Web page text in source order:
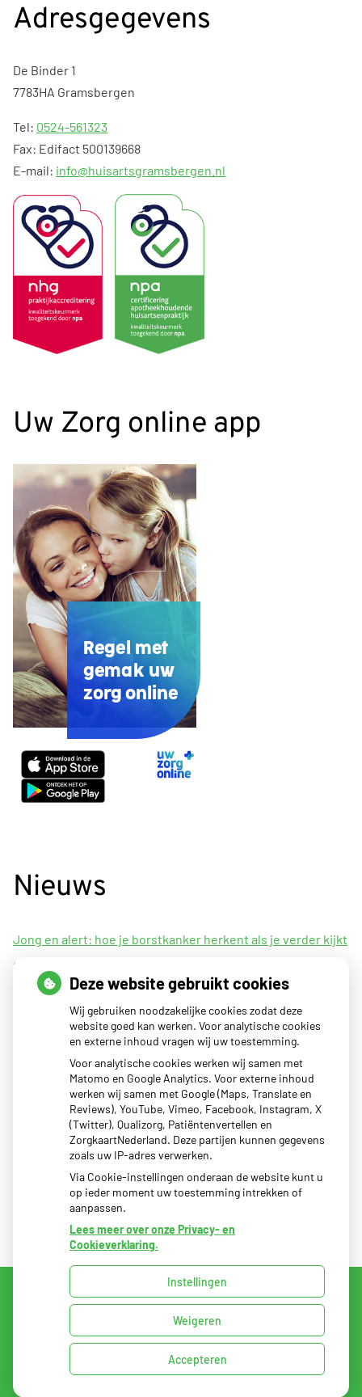
Adresgegevens
De Binder 1
7783HA Gramsbergen
Tel: 0524-561323
Fax: Edifact 500139668
E-mail: info@huisartsgramsbergen.nl
Uw Zorg online app
Uw
Zorg
Regel met
gemak uw
zorg online
Nieuws
Jong en alert: hoe je borstkanker herkent als je verder kijkt
dan een knobbeltje
Sinds huisartsen afslankmedicijnen mogen voorschrijven,
neemt gebruik toe
Eigen risico gaat onder toekomstig kabinet omhoog
Schurft sinds corona geen vergeten ziekte meer: aantal
uitbraken fors gestegen
CZ vergoedt zorg van twee gespecialiseerde
revalidatieartsen niet meer
Uw Zorg Online|Beheer
Cookie-instellingen
Deze website gebruikt cookies
Wij gebruiken noodzakelijke cookies zodat deze
website goed kan werken. Voor analytische cookies
en externe inhoud vragen wij uw toestemming.
Voor analytische cookies werken wij samen met
Matomo en Google Analytics. Voor externe inhoud
werken wij samen met Google (Maps, Translate en
Reviews), YouTube, Vimeo, Facebook, Instagram, X
(Twitter), Qualizorg, Patiëntenvertellen en
ZorgkaartNederland. Deze partijen kunnen gegevens
zoals uw IP-adres verwerken.
Via Cookie-instellingen onderaan de website kunt u
op ieder moment uw toestemming intrekken of
aanpassen.
Lees meer over onze Privacy- en
Cookieverklaring.
Instellingen
Weigeren
Accepteren